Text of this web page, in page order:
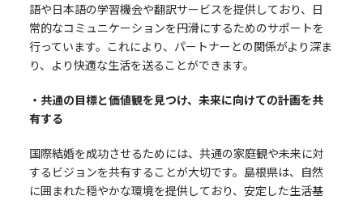
語や日本語の学習機会や翻訳サービスを提供しており、日
常的なコミュニケーションを円滑にするためのサポートを
行っています。これにより、パートナーとの関係がより深ま
り、より快適な生活を送ることができます。
・共通の目標と価値観を見つけ、未来に向けての計画を共
有する
国際結婚を成功させるためには、共通の家庭観や未来に対
するビジョンを共有することが大切です。島根県は、自然
に囲まれた穏やかな環境を提供しており、安定した生活基